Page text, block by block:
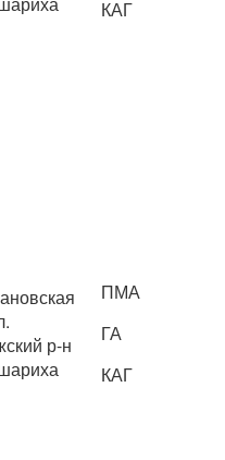
КАГ
р-н
ПМА
ГА
КАГ